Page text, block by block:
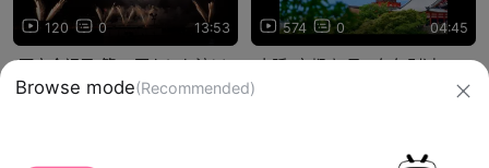
120 0 13:53
[不完全记录]第37回なにわ淀川
花火大会-20251018
574 0 04:45
[大阪-京都]初见，匆匆别过
Browse mode(Recommended)